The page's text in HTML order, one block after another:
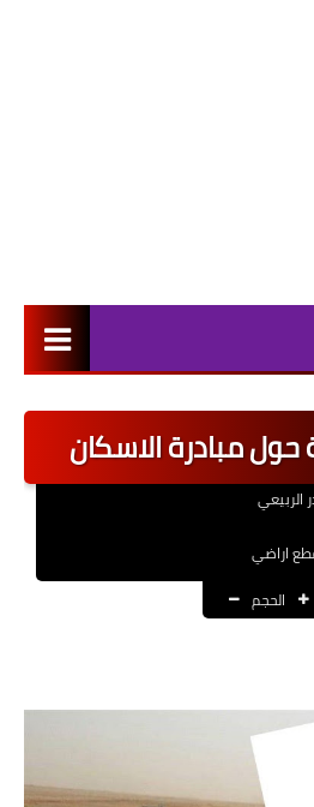
اخبار القطاع العام
العقود والاجور اليومية
مبادرة الاسكان
الربيعي
اراضي
الحجم